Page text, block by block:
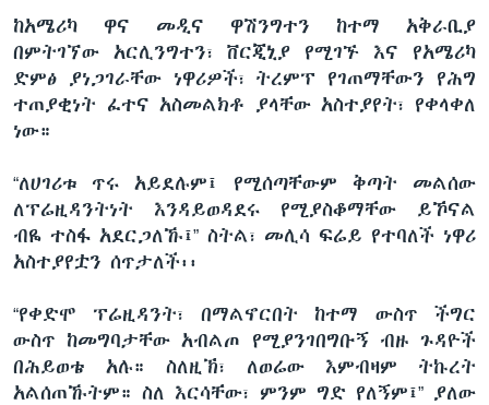
ከአሜሪካ ዋና መዲና ዋሽንግተን ከተማ አቅራቢያ
በምትገኘው አርሊንግተን፣ ቨርጂኒያ የሚገኙ እና የአሜሪካ
ድምፅ ያነጋገራቸው ነዋሪዎች፣ ትረምፕ የገጠማቸውን የሕግ
ተጠያቂነት ፈተና አስመልክቶ ያላቸው አስተያየት፣ የቀላቀለ
ነው።
“ለሀገሪቱ ጥሩ አይደሉም፤ የሚሰጣቸውም ቅጣት መልሰው
ለፕሬዚዳንትነት እንዳይወዳደሩ የሚያስቆማቸው ይኾናል
ብዬ ተስፋ አደርጋለኹ፤” ስትል፣ መሊሳ ፍሬይ የተባለች ነዋሪ
አስተያየቷን ሰጥታለች፡፡
“የቀድሞ ፕሬዚዳንት፣ በማልኖርበት ከተማ ውስጥ ችግር
ውስጥ ከመግባታቸው አብልጦ የሚያንገበግቡኝ ብዙ ጉዳዮች
በሕይወቴ አሉ። ስለዚኽ፣ ለወሬው እምብዛም ትኩረት
አልሰጠኹትም። ስለ እርሳቸው፣ ምንም ግድ የለኝም፤” ያለው